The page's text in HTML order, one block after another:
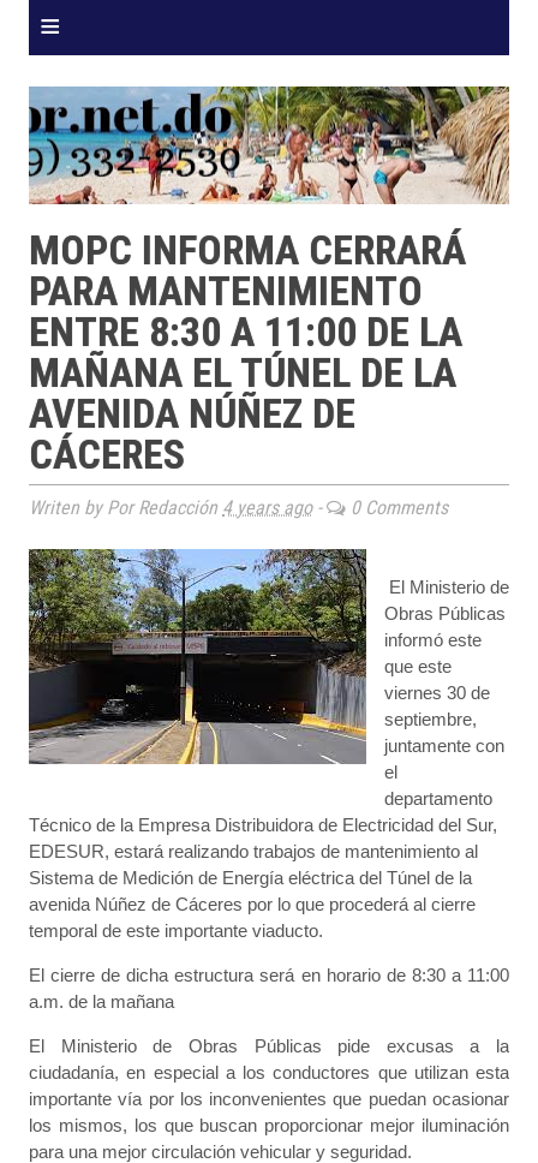
≡
MOPC INFORMA CERRARÁ
PARA MANTENIMIENTO
ENTRE 8:30 A 11:00 DE LA
MAÑANA EL TÚNEL DE LA
AVENIDA NÚÑEZ DE
CÁCERES
Writen by Por Redacción 4 years ago- 0 Comments
El Ministerio de
Obras Públicas
informó este
que este
viernes 30 de
septiembre,
juntamente con
el
departamento
Técnico de la Empresa Distribuidora de Electricidad del Sur,
EDESUR, estará realizando trabajos de mantenimiento al
Sistema de Medición de Energía eléctrica del Túnel de la
avenida Núñez de Cáceres por lo que procederá al cierre
temporal de este importante viaducto.
El cierre de dicha estructura será en horario de 8:30 a 11:00
a.m. de la mañana
El Ministerio de Obras Públicas pide excusas a la
ciudadanía, en especial a los conductores que utilizan esta
importante vía por los inconvenientes que puedan ocasionar
los mismos, los que buscan proporcionar mejor iluminación
para una mejor circulación vehicular y seguridad.